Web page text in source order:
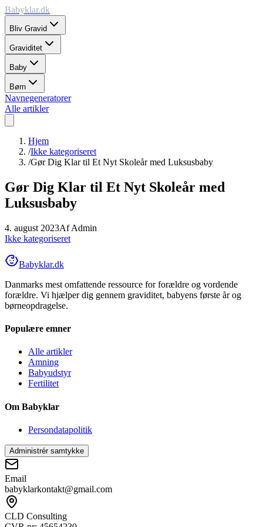
Babyklar.dk
Bliv Gravid
Graviditet
Baby
Børn
Navnegeneratorer
Alle artikler
Hjem
/Ikke kategoriseret
/Gør Dig Klar til Et Nyt Skoleår med Luksusbaby
Gør Dig Klar til Et Nyt Skoleår med
Luksusbaby
4. august 2023AfAdmin
Ikke kategoriseret
Babyklar.dk
Danmarks mest omfattende ressource for forældre og vordende
forældre. Vi hjælper dig gennem graviditet, babyens første år og
børneopdragelse.
Populære emner
Alle artikler
Amning
Babyudstyr
Fertilitet
Om Babyklar
Persondatapolitik
Administrér samtykke
Email
babyklarkontakt@gmail.com
CLD Consulting